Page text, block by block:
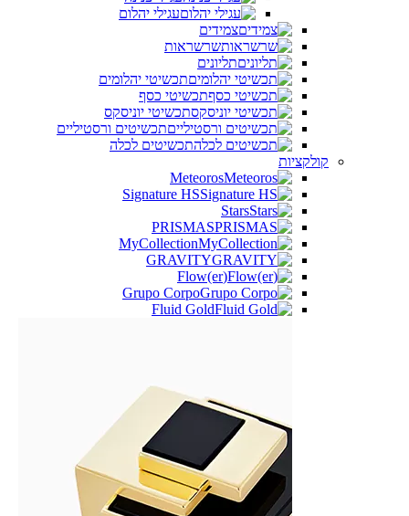
עגילי יהלום
צמידים
שרשראות
תליונים
תכשיטי יהלומים
תכשיטי כסף
תכשיטי יוניסקס
תכשיטים ורסטיליים
תכשיטים לכלה
קולקציות
Meteoros
Signature HS
Stars
PRISMAS
MyCollection
GRAVITY
(Flow(er
Grupo Corpo
Fluid Gold